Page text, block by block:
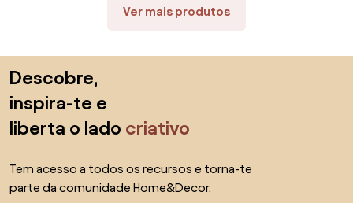
Ver mais produtos
Descobre,
inspira-te e
liberta o lado criativo
Tem acesso a todos os recursos e torna-te
parte da comunidade Home&Decor.